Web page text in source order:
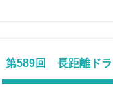
第589回 長距離ドラ